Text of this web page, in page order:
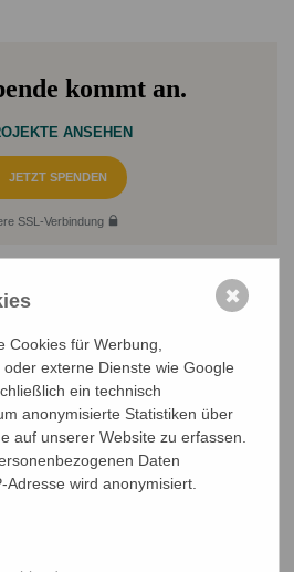
kommt an.
ANSEHEN
JETZT SPENDEN
SSL-Verbindung
und Gerechtigkeit e.V.
Cookies für Werbung,
externe Dienste wie Google
ein technisch
anonymisierte Statistiken über
auf unserer Website zu erfassen.
Daten
wird anonymisiert.
✖